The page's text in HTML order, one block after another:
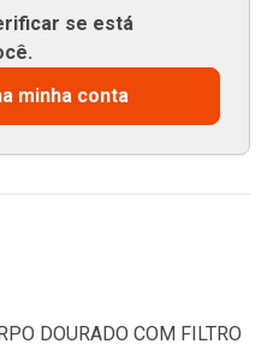
se está
minha conta
DOURADO COM FILTRO